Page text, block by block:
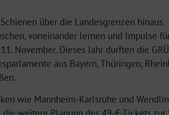
über die Landesgrenzen hinaus.
voneinander lernen und Impulse
November. Dieses Jahr durften die
aus Bayern, Thüringen,
wie Mannheim-Karlsruhe und